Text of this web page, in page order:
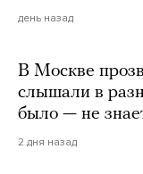
день назад
В Москве
слышали в
было — не
2 дня назад